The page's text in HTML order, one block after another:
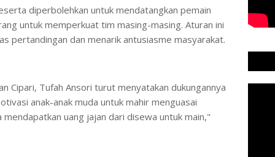
diperbolehkan untuk mendatangkan pemain
untuk memperkuat tim masing-masing. Aturan ini
pertandingan dan menarik antusiasme masyarakat.
Cipari, Tufah Ansori turut menyatakan dukungannya
anak-anak muda untuk mahir menguasai
uang jajan dari disewa untuk main,"